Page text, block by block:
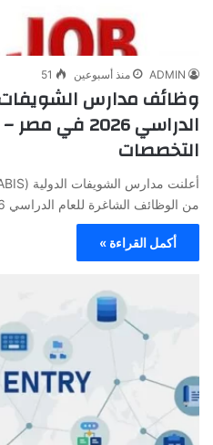
ADMIN منذ أسبوعين 51
الدراسي
التخصصات
من الوظائف الشاغرة للعام الدراسي 2026، وذلك في إطار…
أكمل القراءة »